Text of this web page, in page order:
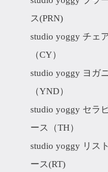
ス(PRN)
studio yoggy チェ
（CY）
studio yoggy ヨガ
（YND）
studio yoggy セラ
ース（TH）
studio yoggy リス
ース(RT)